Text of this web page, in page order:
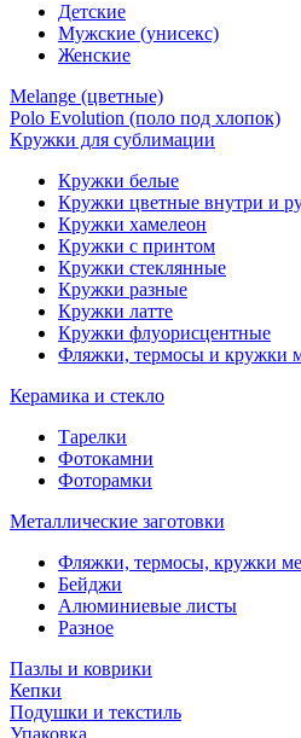
Детские
Мужские (унисекс)
Женские
Melange (цветные)
Polo Evolution (поло под хлопок)
Кружки для сублимации
Кружки белые
Кружки цветные внутри и
Кружки хамелеон
Кружки c принтом
Кружки стеклянные
Кружки разные
Кружки латте
Кружки флуорисцентные
Фляжки, термосы и кружки
Керамика и стекло
Тарелки
Фотокамни
Фоторамки
Металлические заготовки
Фляжки, термосы, кружки
Бейджи
Алюминиевые листы
Разное
Пазлы и коврики
Кепки
Подушки и текстиль
Упаковка